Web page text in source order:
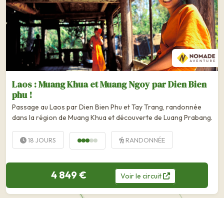
Laos : Muang Khua et Muang Ngoy par Dien Bien
phu !
Passage au Laos par Dien Bien Phu et Tay Trang, randonnée
dans la région de Muang Khua et découverte de Luang Prabang.
18 JOURS RANDONNÉE
4 849 € Voirle circuit